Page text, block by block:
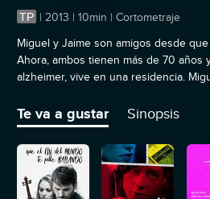
TP | 2013 | 10min | Cortometraje
Miguel y Jaime son amigos desde
Ahora, ambos tienen más de 70 años
alzheimer, vive en una residencia.
Te va a gustar Sinopsis